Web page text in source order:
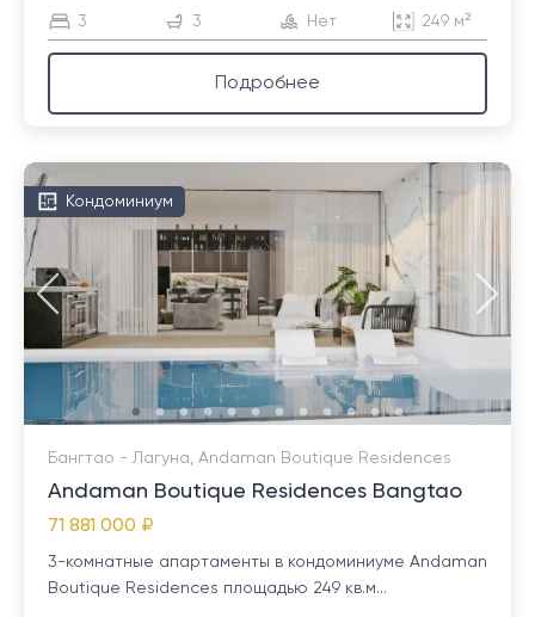
3 3 Нет 249 м²
Подробнее
Кондоминиум
Бангтао - Лагуна, Andaman Boutique Residences
Andaman Boutique Residences Bangtao
71 881 000 ₽
3-комнатные апартаменты в кондоминиуме Andaman
Boutique Residences площадью 249 кв.м...